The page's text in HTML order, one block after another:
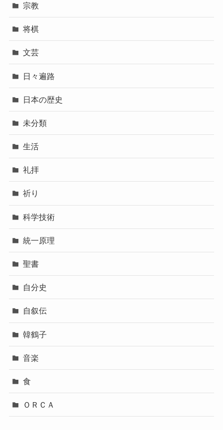
宗教
将棋
文芸
日々遍路
日本の歴史
未分類
生活
礼拝
祈り
科学技術
統一原理
聖書
自分史
自叙伝
韓鶴子
音楽
食
ＯＲＣＡ